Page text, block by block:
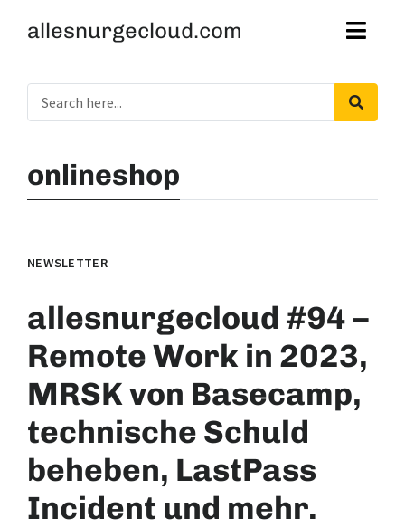
allesnurgecloud.com
onlineshop
NEWSLETTER
allesnurgecloud #94 –
Remote Work in 2023,
MRSK von Basecamp,
technische Schuld
beheben, LastPass
Incident und mehr.